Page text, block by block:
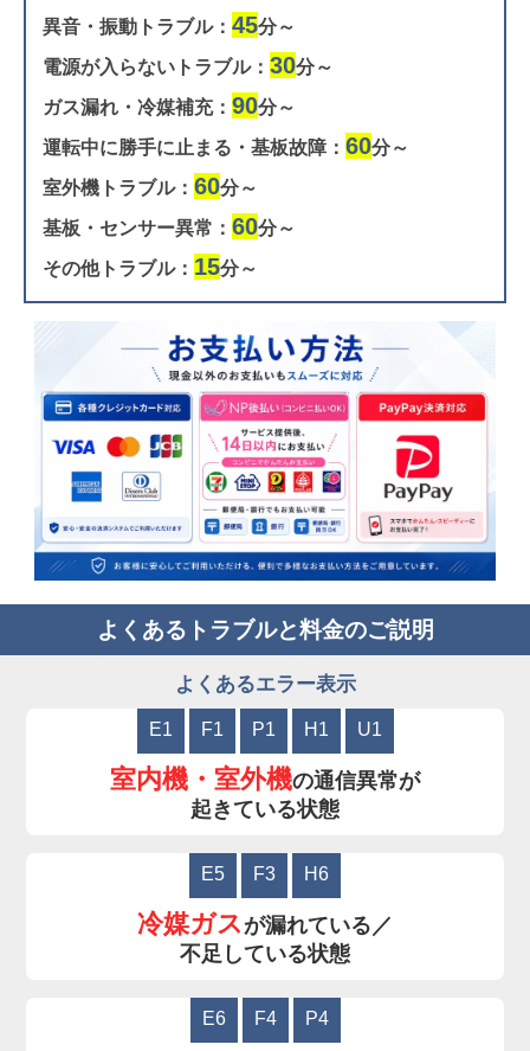
異音・振動トラブル： 45分～
電源が入らないトラブル： 30分～
ガス漏れ・冷媒補充： 90分～
運転中に勝手に止まる・基板故障： 60分～
室外機トラブル： 60分～
基板・センサー異常： 60分～
その他トラブル： 15分～
よくあるトラブルと料金のご説明
よくあるエラー表示
E1 F1 P1 H1 U1
室内機・室外機の通信異常が
起きている状態
E5 F3 H6
冷媒ガス が漏れている／
不足している状態
E6 F4 P4